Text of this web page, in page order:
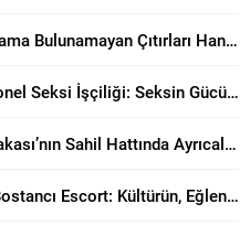
Anadolu Yakasının Aranan ama Bulunamayan Çıtırları Hangi Sitelerde? Seçerken Dikkat Edilecekler
Maltepe Escort ve Profesyonel Seksi İşçiliği: Seksin Gücünün Yanında Kaliteli Keyif Rehberi
Kartal Escort ve Anadolu Yakası’nın Sahil Hattında Ayrıcalıklı Buluşmalar Konusunda Öne Çıkan Detaylar
Güncel Kadıköy Escort ve Bostancı Escort: Kültürün, Eğlencenin ve Prestijin Buluşma Noktası Rehberi